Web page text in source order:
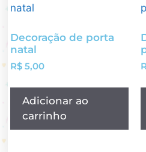
Decoração de porta
natal
R$ 5,00
Adicionar ao
carrinho